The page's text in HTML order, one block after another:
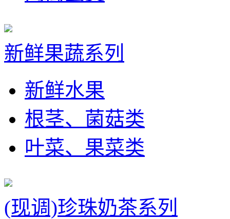
新鲜果蔬系列
新鲜水果
根茎、菌菇类
叶菜、果菜类
(现调)珍珠奶茶系列